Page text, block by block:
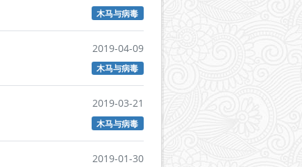
木马与病毒
2019-04-09
木马与病毒
2019-03-21
木马与病毒
2019-01-30